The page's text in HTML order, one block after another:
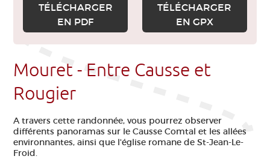
TÉLÉCHARGER
EN PDF
TÉLÉCHARGER
EN GPX
Mouret - Entre Causse et
Rougier
A travers cette randonnée, vous pourrez observer
différents panoramas sur le Causse Comtal et les allées
environnantes, ainsi que l'église romane de St-Jean-Le-
Froid.